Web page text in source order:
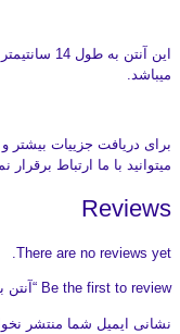
میباشد.
برای دریافت جزییات
میتوانید با ما ارتباط برقرار
Reviews
There are no reviews yet.
Be the first to review “آنتن بیسیم LPD328”
نشانی ایمیل شما منتشر